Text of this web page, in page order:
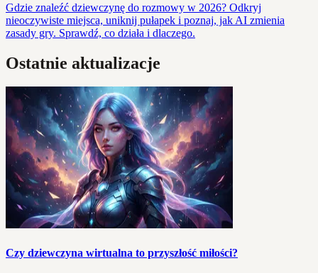
Gdzie znaleźć dziewczynę do rozmowy w 2026? Odkryj
nieoczywiste miejsca, uniknij pułapek i poznaj, jak AI zmienia
zasady gry. Sprawdź, co działa i dlaczego.
Ostatnie aktualizacje
Czy dziewczyna wirtualna to przyszłość miłości?